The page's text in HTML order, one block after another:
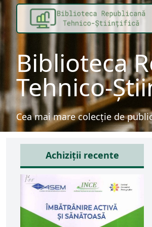
Biblioteca
Tehnico-
Cea mai mare colecție de
Achiziții recente